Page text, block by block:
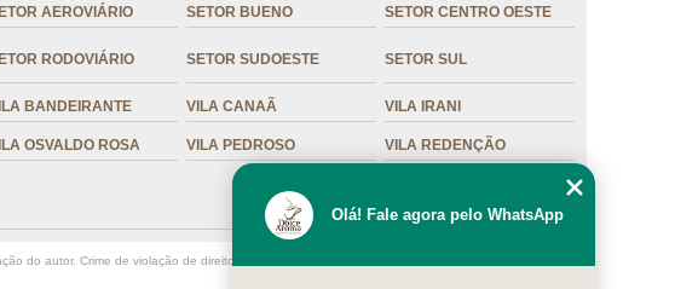
AEROVIÁRIO SETOR BUENO SETOR CENTRO OESTE
RODOVIÁRIO SETOR SUDOESTE SETOR SUL
BANDEIRANTE VILA CANAÃ VILA IRANI
OSVALDO ROSA VILA PEDROSO VILA REDENÇÃO
do autor. Crime de violação de direito autoral – artigo 184 do Código Penal –
Olá! Fale agora pelo WhatsApp